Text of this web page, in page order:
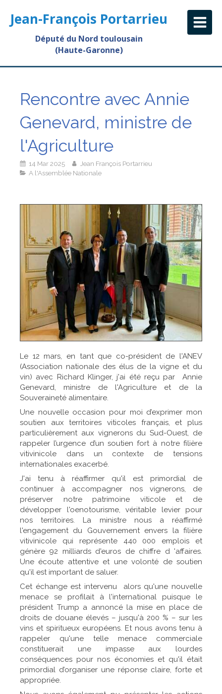
Jean-François Portarrieu
Député du Nord toulousain
(Haute-Garonne)
Rencontre avec Annie
Genevard, ministre de
l'Agriculture
14 Mar 2025
Jean François Portarrieu
A l'Assemblée Nationale
Le 12 mars, en tant que co-président de l'ANEV
(Association nationale des élus de la vigne et du
vin) avec Richard Klinger, j'ai été reçu par Annie
Genevard, ministre de l'Agriculture et de la
Souveraineté alimentaire.
Une nouvelle occasion pour moi d’exprimer mon
soutien aux territoires viticoles français, et plus
particulièrement aux vignerons du Sud-Ouest, de
rappeler l’urgence d’un soutien fort à notre filière
vitivinicole dans un contexte de tensions
internationales exacerbé.
J'ai tenu à réaffirmer qu'il est primordial de
continuer à accompagner nos vignerons, de
préserver notre patrimoine viticole et de
développer l'oenotourisme, véritable levier pour
nos territoires. La ministre nous a réaffirmé
l'engagement du Gouvernement envers la filière
vitivinicole qui représente 440 000 emplois et
génère 92 milliards d'euros de chiffre d 'affaires.
Une écoute attentive et une volonté de soutien
qu'il est important de saluer.
Cet échange est intervenu alors qu'une nouvelle
menace se profilait à l'international puisque le
président Trump a annoncé la mise en place de
droits de douane élevés – jusqu'à 200 % – sur les
vins et spiritueux européens. Et nous avons tenu à
rappeler qu'une telle menace commerciale
constituerait une impasse aux lourdes
conséquences pour nos économies et qu'il était
primordial d’organiser une réponse claire, forte et
appropriée.